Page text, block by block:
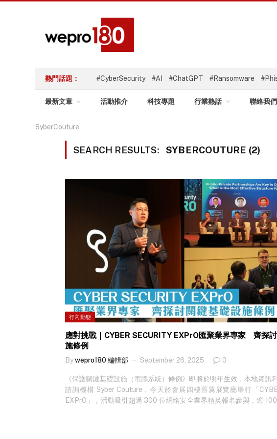
熱門話題： #CyberSecurity #AI #ChatGPT #Ransomware
最新文章 活動推介 科技專題 行業熱話 聯絡我們
SyberCouture
SEARCH RESULTS: SYBERCOUTURE (2)
行內動態
應對挑戰｜CYBER SECURITY EXPrO匯聚業界專家 齊探
施條例
Bywepro180 編輯部 September 26, 2025 0
《保護關鍵基礎設施（電腦系統）條例》即將於明年生效，本地資訊
諮詢機構 Syber Couture，今天於會展四樓舊翼展覽廳舉行「
EXPrO」，活動吸引超過 300 位網絡安全業界精英報名參與，逾